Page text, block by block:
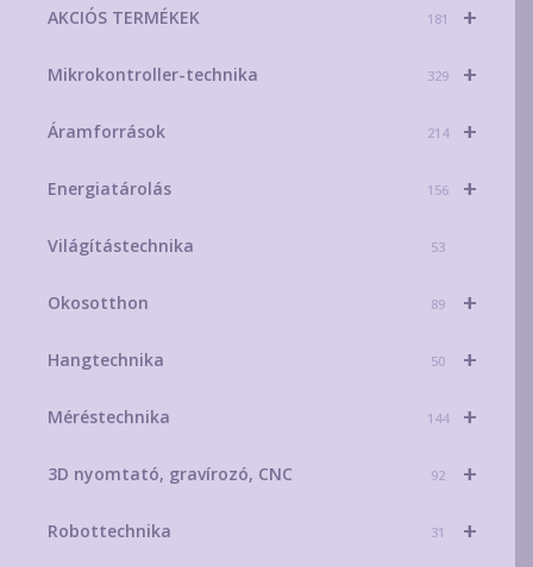
+
AKCIÓS TERMÉKEK 181
+
Mikrokontroller-technika 329
+
Áramforrások 214
+
Energiatárolás 156
Világítástechnika 53
+
Okosotthon 89
+
Hangtechnika 50
+
Méréstechnika 144
+
3D nyomtató, gravírozó, CNC 92
+
Robottechnika 31